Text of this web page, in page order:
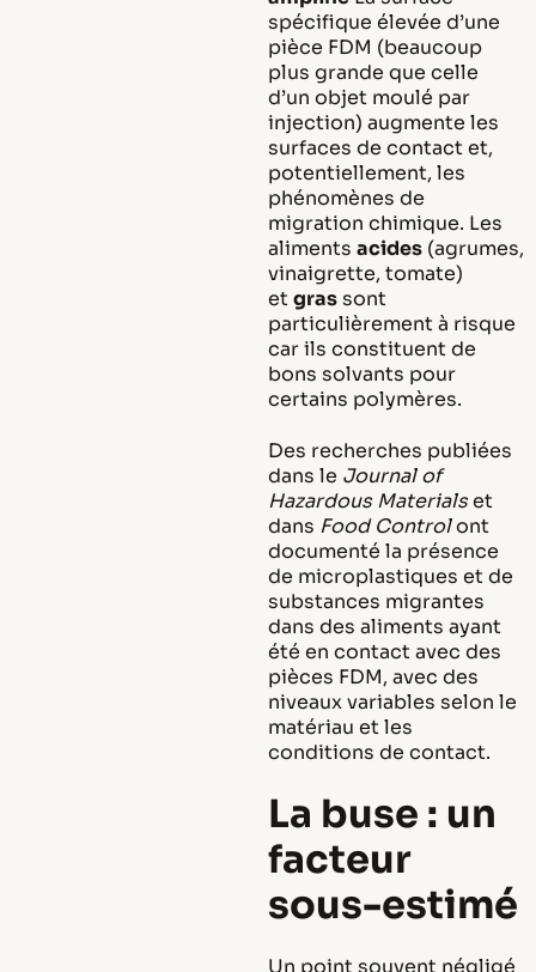
spécifique élevée d’une
pièce FDM (beaucoup
plus grande que celle
d’un objet moulé par
injection) augmente les
surfaces de contact et,
potentiellement, les
phénomènes de
migration chimique. Les
aliments acides (agrumes,
vinaigrette, tomate)
etgrassont
particulièrement à risque
car ils constituent de
bons solvants pour
certains polymères.
Des recherches publiées
dans le Journal of
Hazardous Materialset
dans Food Controlont
documenté la présence
de microplastiques et de
substances migrantes
dans des aliments ayant
été en contact avec des
pièces FDM, avec des
niveaux variables selon le
matériau et les
conditions de contact.
La buse : un
facteur
sous-estimé
Un point souvent négligé